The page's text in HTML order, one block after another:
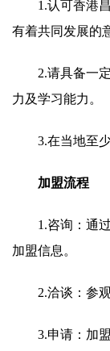
1.认可香港
有着共同发展的
2.请具备一
力及学习能力。
3.在当地至
加盟流程
1.咨询：通
加盟信息。
2.洽谈：参
3.申请：加